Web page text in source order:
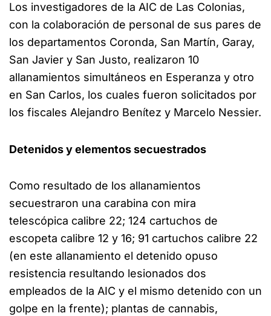
Los investigadores de la AIC de Las Colonias,
con la colaboración de personal de sus pares de
los departamentos Coronda, San Martín, Garay,
San Javier y San Justo, realizaron 10
allanamientos simultáneos en Esperanza y otro
en San Carlos, los cuales fueron solicitados por
los fiscales Alejandro Benítez y Marcelo Nessier.
Detenidos y elementos secuestrados
Como resultado de los allanamientos
secuestraron una carabina con mira
telescópica calibre 22; 124 cartuchos de
escopeta calibre 12 y 16; 91 cartuchos calibre 22
(en este allanamiento el detenido opuso
resistencia resultando lesionados dos
empleados de la AIC y el mismo detenido con un
golpe en la frente); plantas de cannabis,